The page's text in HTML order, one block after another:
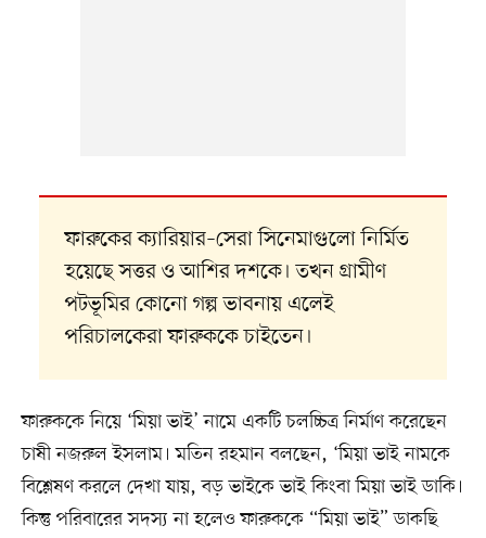
ফারুকের ক্যারিয়ার–সেরা সিনেমাগুলো নির্মিত
হয়েছে সত্তর ও আশির দশকে। তখন গ্রামীণ
পটভূমির কোনো গল্প ভাবনায় এলেই
পরিচালকেরা ফারুককে চাইতেন।
ফারুককে নিয়ে ‘মিয়া ভাই’ নামে একটি চলচ্চিত্র নির্মাণ করেছেন
চাষী নজরুল ইসলাম। মতিন রহমান বলছেন, ‘মিয়া ভাই নামকে
বিশ্লেষণ করলে দেখা যায়, বড় ভাইকে ভাই কিংবা মিয়া ভাই ডাকি।
কিন্তু পরিবারের সদস্য না হলেও ফারুককে “মিয়া ভাই” ডাকছি